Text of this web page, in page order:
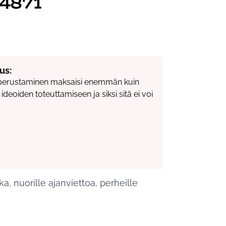
maksaisi enemmän kuin
toteuttamiseen ja siksi sitä ei voi
nuorille ajanviettoa, perheille